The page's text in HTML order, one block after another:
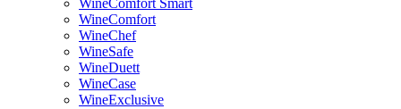
WineComfort Smart
WineComfort
WineChef
WineSafe
WineDuett
WineCase
WineExclusive